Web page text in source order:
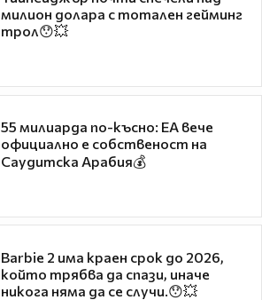
милион долара с тотален гейминг
трол😯💥
55 милиарда по-късно: EA вече
официално е собственост на
Саудитска Арабия💰
Barbie 2 има краен срок до 2026,
който трябва да спази, иначе
никога няма да се случи.😯💥